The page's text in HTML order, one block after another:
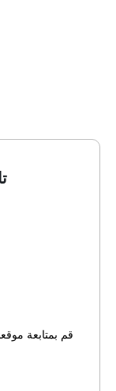
قم بمتابعة